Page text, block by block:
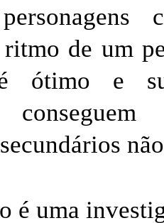
de um
ótimo e
é uma